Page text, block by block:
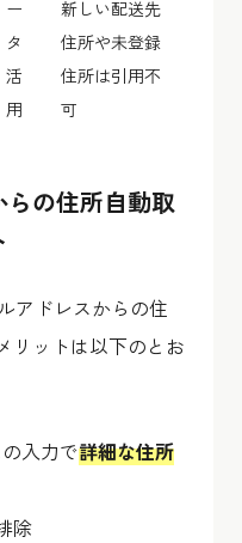
ー
タ
活
用
新しい配送先
住所や未登録
住所は引用不
可
の住所自動取
アドレスからの住
リットは以下のとお
入力で詳細な住所
除